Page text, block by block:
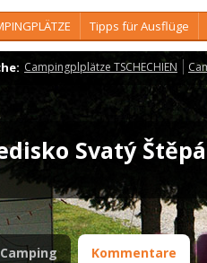
Tipps für Ausflüge
Campingplplätze TSCHECHIEN
Svatý
Camping Kommentare